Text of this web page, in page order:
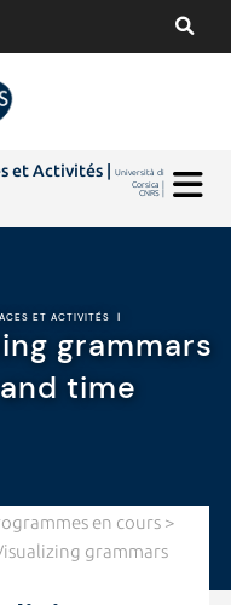
et Activités |Università di
Corsica |
CNRS |
ET ACTIVITÉS |
grammars
time
en cours>
grammars